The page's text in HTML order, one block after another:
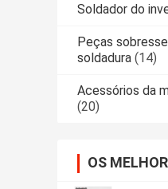
Soldador do
Peças
soldadura (14)
Acessórios da
(20)
OS